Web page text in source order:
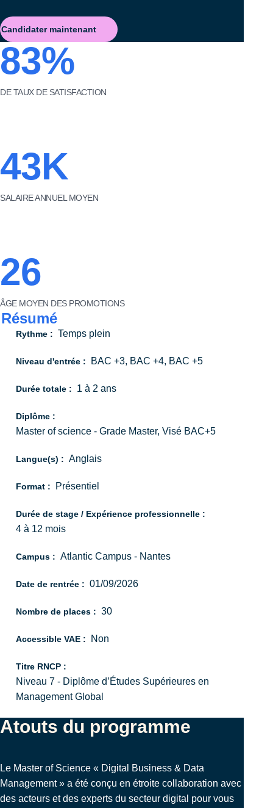
Candidater maintenant
83%
DE TAUX DE SATISFACTION
43K
SALAIRE ANNUEL MOYEN
26
ÂGE MOYEN DES PROMOTIONS
Résumé
Rythme : Temps plein
Niveau d'entrée : BAC +3, BAC +4, BAC +5
Durée totale : 1 à 2 ans
Diplôme :
Master of science - Grade Master, Visé BAC+5
Langue(s) : Anglais
Format : Présentiel
Durée de stage / Expérience professionnelle :
4 à 12 mois
Campus : Atlantic Campus - Nantes
Date de rentrée : 01/09/2026
Nombre de places : 30
Accessible VAE : Non
Titre RNCP :
Niveau 7 - Diplôme d’Études Supérieures en
Management Global
Atouts du programme
Le Master of Science « Digital Business & Data
Management » a été conçu en étroite collaboration avec
des acteurs et des experts du secteur digital pour vous